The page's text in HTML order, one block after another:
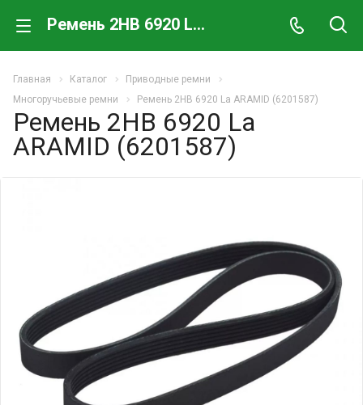
Ремень 2HB 6920 La ARAMID (6201587)
Главная Каталог
Приводные ремни
Многоручьевые ремни
Ремень 2HB 6920 La ARAMID (6201587)
Ремень 2HB 6920 La
ARAMID (6201587)